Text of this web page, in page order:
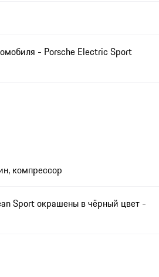
- Porsche Electric Sport
компрессор
Sport окрашены в чёрный цвет -